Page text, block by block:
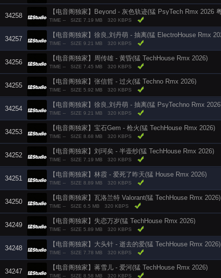
34258
【电音阁独家】Beyond - 灰色轨迹(猛 PsyTech Rmx 2026
TIME -- SIZE 7.19 MB 320 KBPS
34257
【电音阁独家】徐良,刘丹萌 - 抽离(猛 ElectroHouse Rmx
TIME -- SIZE 9.21 MB 320 KBPS
34256
【电音阁独家】周传雄 - 黄昏(猛 TechHouse Rmx 2026)
TIME -- SIZE 7.45 MB 320 KBPS
34255
【电音阁独家】张信哲 - 过火(猛 Techno Rmx 2026)
TIME -- SIZE 5.92 MB 320 KBPS
34254
【电音阁独家】徐良,刘丹萌 - 抽离(猛 PsyTechno Rmx
TIME -- SIZE 9.21 MB 320 KBPS
34253
【电音阁独家】宝石Gem - 枪火(猛 TechHouse Rmx 2026)
TIME -- SIZE 8.68 MB 320 KBPS
34252
【电音阁独家】刘珂矣 - 半壶纱(猛 TechHouse Rmx 2026)
TIME -- SIZE 7.19 MB 320 KBPS
34251
【电音阁独家】林霞 - 爱死了昨天(猛 House Rmx 2026)
TIME -- SIZE 8.89 MB 320 KBPS
34250
【电音阁独家】瓦洛兰特 Valorant(猛 TechHouse Rmx 2026)
TIME -- SIZE 6.5 MB 320 KBPS
34249
【电音阁独家】失恋万岁(猛 TechHouse Rmx 2026)
TIME -- SIZE 5.89 MB 320 KBPS
34248
【电音阁独家】大头针 - 逝去的爱(猛 TechHouse Rmx 2026)
TIME -- SIZE 7.78 MB 320 KBPS
34247
【电音阁独家】蒋雪儿 - 爱河(猛 TechHouse Rmx 2026)
TIME -- SIZE 8.58 MB 320 KBPS